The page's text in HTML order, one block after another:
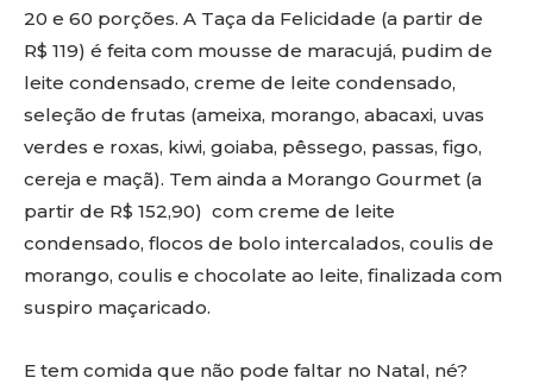
20 e 60 porções. A Taça da Felicidade (a partir de
R$ 119) é feita com mousse de maracujá, pudim de
leite condensado, creme de leite condensado,
seleção de frutas (ameixa, morango, abacaxi, uvas
verdes e roxas, kiwi, goiaba, pêssego, passas, figo,
cereja e maçã). Tem ainda a Morango Gourmet (a
partir de R$ 152,90) com creme de leite
condensado, flocos de bolo intercalados, coulis de
morango, coulis e chocolate ao leite, finalizada com
suspiro maçaricado.
E tem comida que não pode faltar no Natal, né?